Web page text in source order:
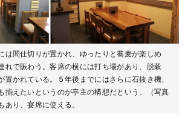
は間仕切りが置かれ、ゆったりと蕎麦が楽しめ
れで賑わう。客席の横には打ち場があり、脱穀
かれている。５年後までにはさらに石抜き機、
揃えたいというのが亭主の構想だという。（写真
り、宴席に使える。